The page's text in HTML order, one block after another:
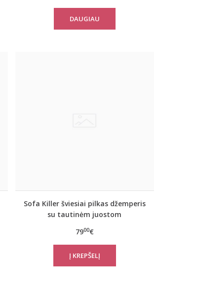
DAUGIAU
Sofa Killer šviesiai pilkas džemperis
su tautinėm juostom
7900€